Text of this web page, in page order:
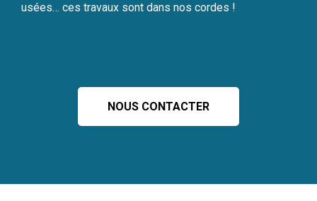
usées… ces travaux sont dans nos cordes !
NOUS CONTACTER